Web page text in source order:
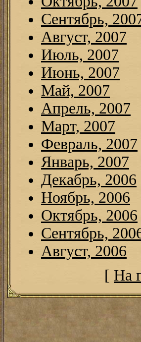
Сентябрь,
Август, 2007
Июль, 2007
Июнь, 2007
Май, 2007
Апрель, 2007
Март, 2007
Февраль, 2007
Январь, 2007
Декабрь, 2006
Ноябрь, 2006
Октябрь, 2006
Сентябрь,
Август, 2006
[ На